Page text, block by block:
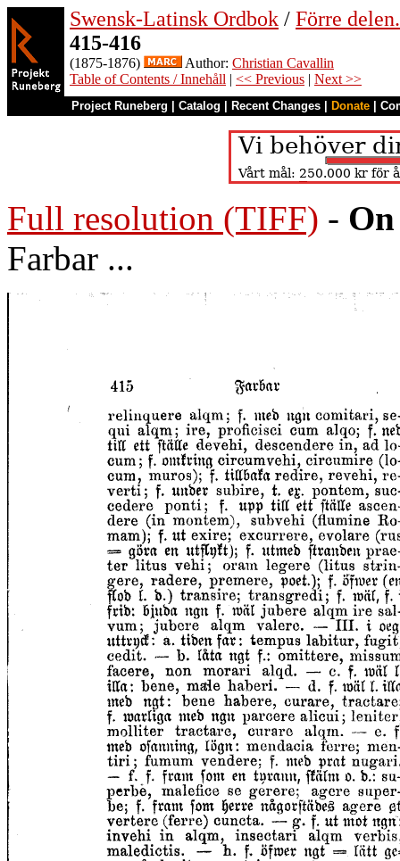
Swensk-Latinsk Ordbok / Förre
415-416
(1875-1876) Author: Christian Cavallin
Table of Contents / Innehåll | << Previous | Next >>
Project Runeberg Catalog Recent Changes Donate
Full resolution (TIFF) -
Farbar ...